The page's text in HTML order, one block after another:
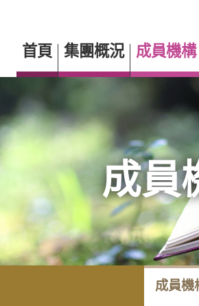
首頁 集團概況 成員機構
成員
成員機